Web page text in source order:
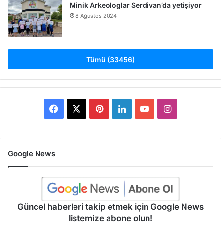
Minik Arkeologlar Serdivan’da yetişiyor
8 Ağustos 2024
Tümü (33456)
Facebook PinterestLinkedInYouTubeInstagram
Google News
Güncel haberleri takip etmek için Google News
listemize abone olun!